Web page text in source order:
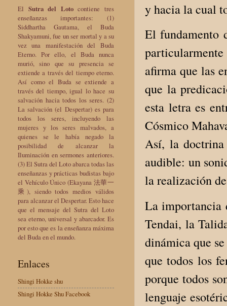
y hacia la cual
El fundamento
particularmente
afirma que las
que la
esta letra es
Cósmico
Así, la
audible: un
la realización
La importancia
Tendai, la
dinámica que
que todos los
porque todos
lenguaje
El Sutra del Lotocontiene tres
enseñanzas importantes: (1)
Siddhartha Gautama, el Buda
Shakyamuni, fue un ser mortal y a su
vez una manifestación del Buda
Eterno. Por ello, el Buda nunca
murió, sino que su presencia se
extiende a través del tiempo eterno.
Así como el Buda se extiende a
través del tiempo, igual lo hace su
salvación hacia todos los seres. (2)
La salvación (el Despertar) es para
todos los seres, incluyendo las
mujeres y los seres malvados, a
quienes se le había negado la
posibilidad de alcanzar la
Iluminación en sermones anteriores.
(3) El Sutra del Loto abarca todas las
enseñanzas y prácticas budistas bajo
el Vehículo Único (Ekayana 法華一
乘), siendo todos medios válidos
para alcanzar el Despertar. Esto hace
que el mensaje del Sutra del Loto
sea eterno, universal y abarcador. Es
por esto que es la enseñanza máxima
del Buda en el mundo.
Enlaces
Shingi Hokke shu
Shingi Hokke Shu Facebook